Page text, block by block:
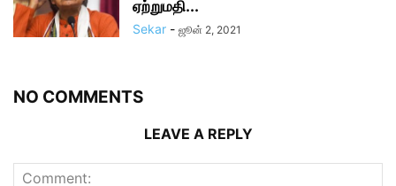
ஏற்றுமதி...
Sekar - ஜூன் 2, 2021
NO COMMENTS
LEAVE A REPLY